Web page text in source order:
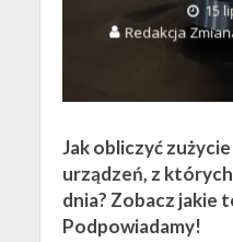
15
Redakcja
Jak obliczyć
urządzeń, z
dnia? Zobacz jakie
Podpowiadamy!